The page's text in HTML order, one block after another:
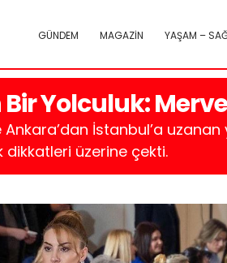
GÜNDEM MAGAZİN YAŞAM –
Yolculuk:
Ankara’dan İstanbul’a
üzerine çekti.